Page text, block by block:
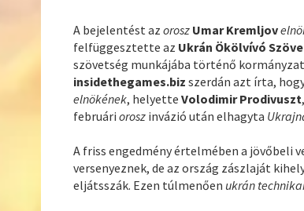
A bejelentést azorosz Umar Kremljov
felfüggesztette az Ukrán Ökölvívó
szövetség munkájába történő
insidethegames.biz szerdán azt írta,
elnökének, helyetteVolodimir Prodivuszt
februáriorosz invázió után elhagyta
A friss engedmény értelmében a jövőbeli
versenyeznek, de az ország zászlaját
eljátsszák. Ezen túlmenően ukrán